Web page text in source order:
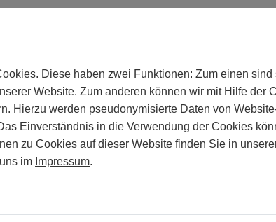
WELTWEIT:
LGBTI-MENSCHEN
15. JUNI 2020
MELDUNGEN | USA :
USA: OBERSTER
STAATEN VON
Diese haben zwei Funktionen: Zum einen
Website. Zum anderen können wir mit Hilfe der
Hierzu werden pseudonymisierte Daten von
Einverständnis in die Verwendung der Cookies
zu Cookies auf dieser Website finden Sie in
im Impressum.